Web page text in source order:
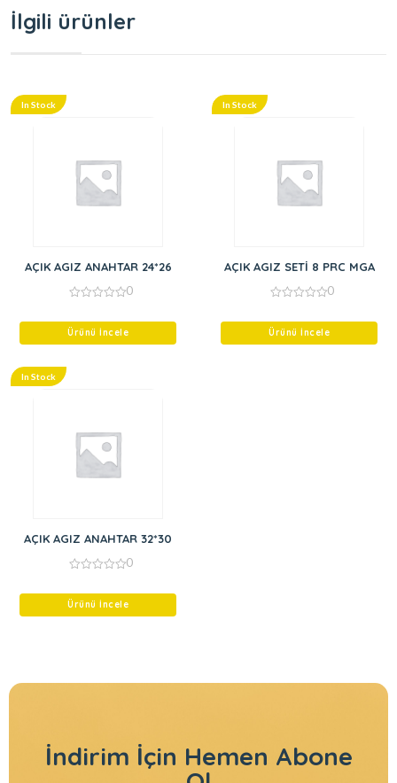
İlgili ürünler
In Stock
AÇIK AGIZ ANAHTAR 24*26
of
0
Ürünü İncele
In Stock
AÇIK AGIZ SETİ 8 PRC MGA
of
0
Ürünü İncele
In Stock
AÇIK AGIZ ANAHTAR 32*30
of
0
Ürünü İncele
İndirim İçin Hemen Abone